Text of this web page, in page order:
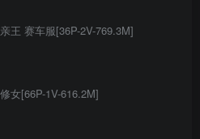
王 赛车服[36P-2V-769.3M]
女[66P-1V-616.2M]